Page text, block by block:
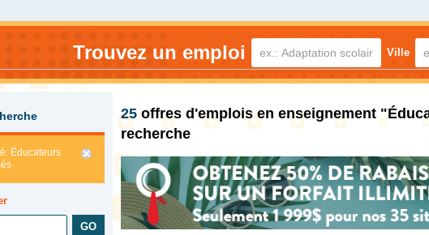
Trouvez un emploi Ville
Éducateurs
25 offres d'emplois en enseignement
recherche